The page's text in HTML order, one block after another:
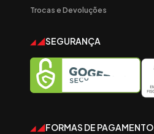
Trocas e Devoluções
SEGURANÇA
FORMAS DE PAGAMENTO